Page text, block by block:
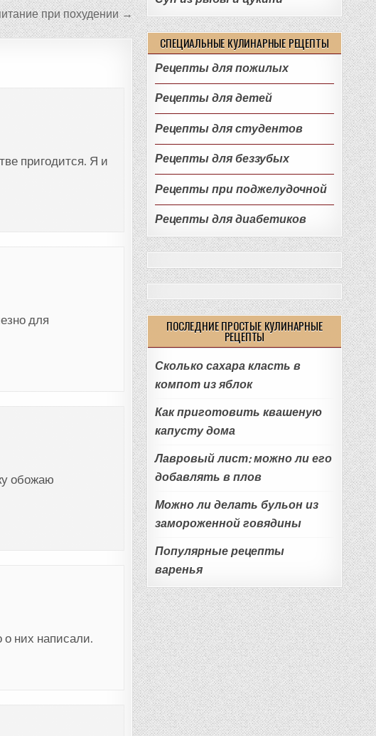
при похудении →
пригодится. Я и
для
обожаю
них написали.
СПЕЦИАЛЬНЫЕ КУЛИНАРНЫЕ РЕЦЕПТЫ
Рецепты для пожилых
Рецепты для детей
Рецепты для студентов
Рецепты для беззубых
Рецепты при поджелудочной
Рецепты для диабетиков
ПОСЛЕДНИЕ ПРОСТЫЕ КУЛИНАРНЫЕ
РЕЦЕПТЫ
Сколько сахара класть в
компот из яблок
Как приготовить квашеную
капусту дома
Лавровый лист: можно ли его
добавлять в плов
Можно ли делать бульон из
замороженной говядины
Популярные рецепты
варенья